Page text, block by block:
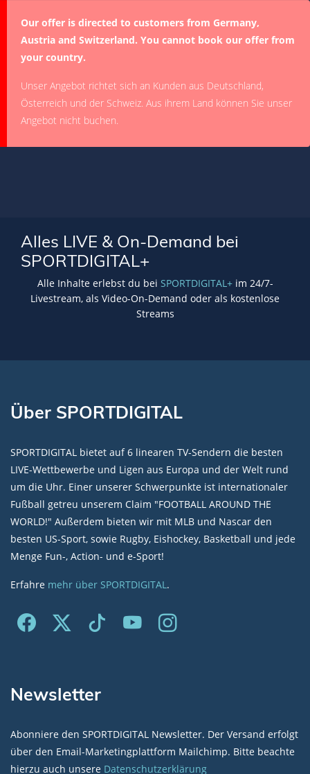
Our offer is directed to customers from Germany,
Austria and Switzerland. You cannot book our offer from
your country.
Unser Angebot richtet sich an Kunden aus Deutschland,
Österreich und der Schweiz. Aus ihrem Land können Sie unser
Angebot nicht buchen.
Alles LIVE & On-Demand bei
SPORTDIGITAL+
Alle Inhalte erlebst du bei SPORTDIGITAL+im 24/7-
Livestream, als Video-On-Demand oder als kostenlose
Streams
Über SPORTDIGITAL
SPORTDIGITAL bietet auf 6 linearen TV-Sendern die besten
LIVE-Wettbewerbe und Ligen aus Europa und der Welt rund
um die Uhr. Einer unserer Schwerpunkte ist internationaler
Fußball getreu unserem Claim "FOOTBALL AROUND THE
WORLD!" Außerdem bieten wir mit MLB und Nascar den
besten US-Sport, sowie Rugby, Eishockey, Basketball und jede
Menge Fun-, Action- und e-Sport!
Erfahre mehr über SPORTDIGITAL.
Newsletter
Abonniere den SPORTDIGITAL Newsletter. Der Versand erfolgt
über den Email-Marketingplattform Mailchimp. Bitte beachte
hierzu auch unsere Datenschutzerklärung